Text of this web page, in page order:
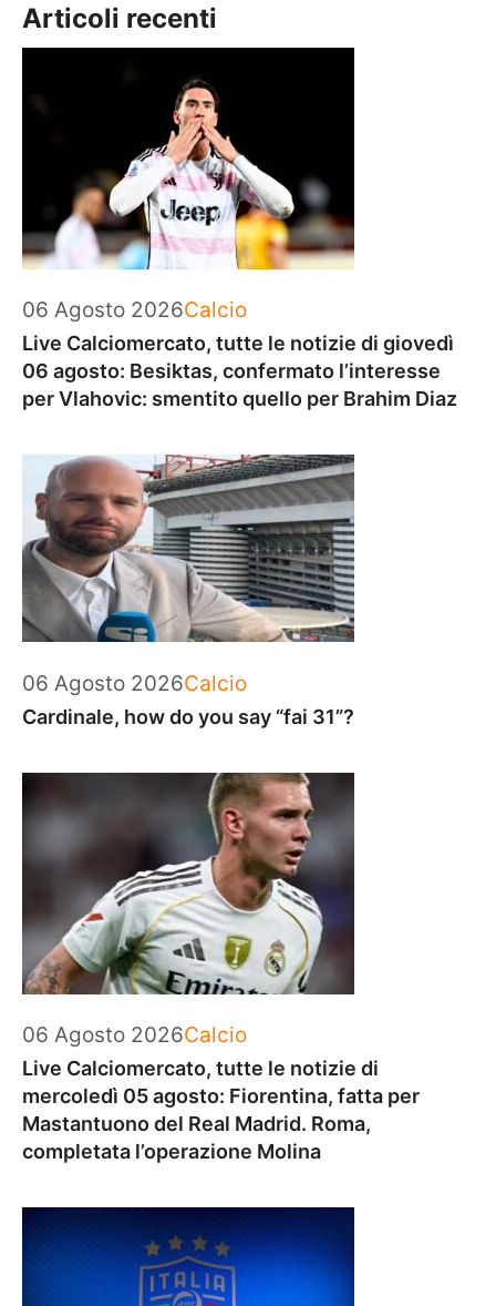
Articoli recenti
06 Agosto 2026Categorie
Calcio
Live Calciomercato, tutte le notizie di giovedì
06 agosto: Besiktas, confermato l’interesse
per Vlahovic: smentito quello per Brahim Diaz
06 Agosto 2026Categorie
Calcio
Cardinale, how do you say “fai 31”?
06 Agosto 2026Categorie
Calcio
Live Calciomercato, tutte le notizie di
mercoledì 05 agosto: Fiorentina, fatta per
Mastantuono del Real Madrid. Roma,
completata l’operazione Molina